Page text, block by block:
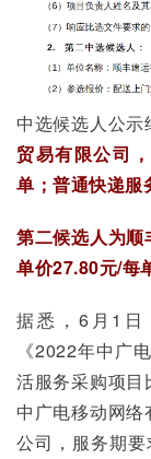
中选候选人公示
贸易有限公司
单；普通快递服
第二候选人为
单价27.80元/每
据悉，6月1日
《2022年中广
活服务采购项目
中广电移动网
公司，服务期